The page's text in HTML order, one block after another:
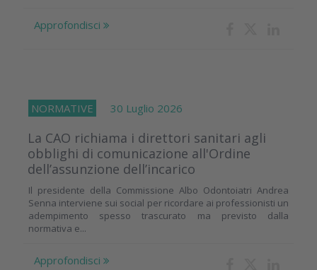
Approfondisci
NORMATIVE 30 Luglio 2026
La CAO richiama i direttori sanitari agli
obblighi di comunicazione all'Ordine
dell’assunzione dell’incarico
Il presidente della Commissione Albo Odontoiatri Andrea
Senna interviene sui social per ricordare ai professionisti un
adempimento spesso trascurato ma previsto dalla
normativa e...
Approfondisci